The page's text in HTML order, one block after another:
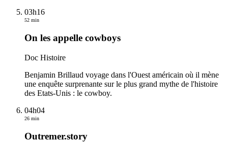
03h16
52 min
On les appelle cowboys
Doc Histoire
Benjamin Brillaud voyage dans l'Ouest américain où il mène
une enquête surprenante sur le plus grand mythe de l'histoire
des Etats-Unis : le cowboy.
04h04
26 min
Outremer.story